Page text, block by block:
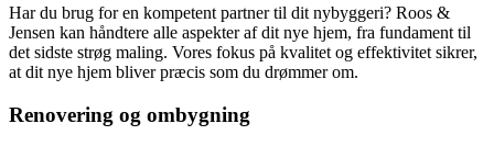
Har du brug for en kompetent partner til dit nybyggeri? Roos &
Jensen kan håndtere alle aspekter af dit nye hjem, fra fundament til
det sidste strøg maling. Vores fokus på kvalitet og effektivitet sikrer,
at dit nye hjem bliver præcis som du drømmer om.
Renovering og ombygning